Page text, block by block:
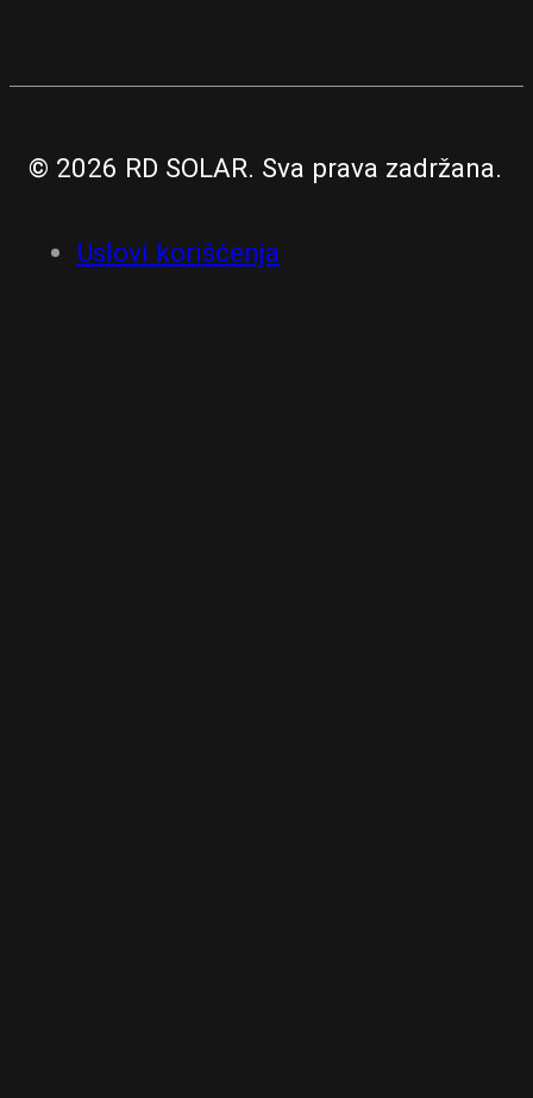
© 2026 RD SOLAR. Sva prava zadržana.
Uslovi korišćenja